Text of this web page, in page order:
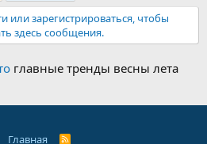
или зарегистрироваться, чтобы
здесь сообщения.
главные тренды весны лета
Главная R